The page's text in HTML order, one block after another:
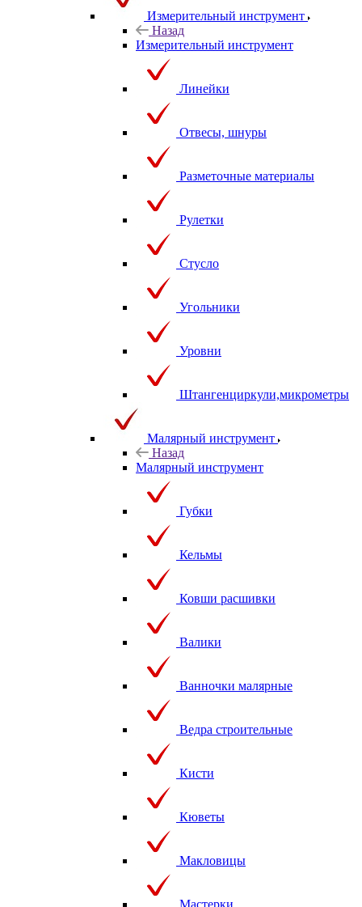
Измерительный инструмент
Назад
Измерительный инструмент
Линейки
Отвесы, шнуры
Разметочные материалы
Рулетки
Стусло
Угольники
Уровни
Штангенциркули,микрометры
Малярный инструмент
Назад
Малярный инструмент
Губки
Кельмы
Ковши расшивки
Валики
Ванночки малярные
Ведра строительные
Кисти
Кюветы
Макловицы
Мастерки